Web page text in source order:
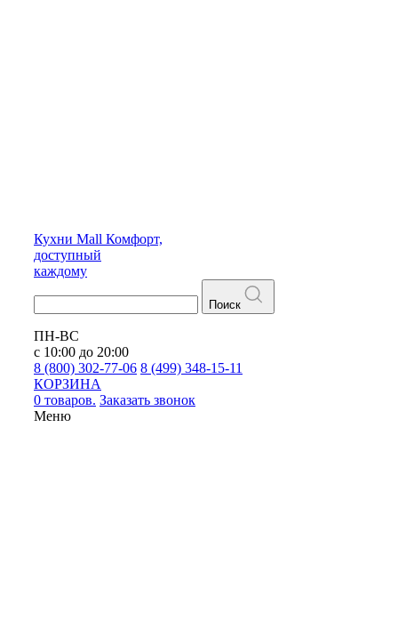
Кухни Mall Комфорт,
доступный
каждому
Поиск
ПН-ВС
с 10:00 до 20:00
8 (800) 302-77-06 8 (499) 348-15-11
КОРЗИНА
0 товаров. Заказать звонок
Меню